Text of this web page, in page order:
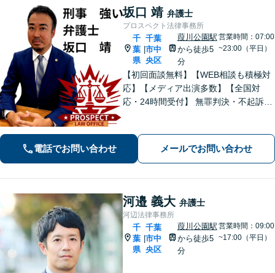
坂口 靖 弁護士
プロスペクト法律事務所
千
葉
県
千葉
市中
央区
葭川公園駅
から徒歩5
分
営業時間：07:00
~23:00（平日）
【初回面談無料】【WEB相談も積極対
応】【メディア出演多数】【全国対
応・24時間受付】 無罪判決・不起訴多
結果へ。粘り強く、鋭く、そして迅速
に。明朗な料金体系で安心サポート。
電話でお問い合わせ メールでお問い合わせ
河邉 義大 弁護士
河辺法律事務所
千
葉
県
千葉
市中
央区
葭川公園駅
から徒歩5
分
営業時間：09:00
~17:00（平日）